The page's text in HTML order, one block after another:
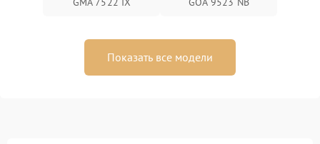
Показать все модели